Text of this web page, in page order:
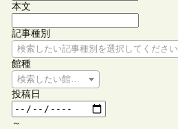
本文
記事種別
検索したい記事種別を選択してください
館種
検索したい館種を選択してください
投稿日
～